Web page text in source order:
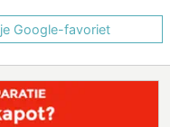
je Google-favoriet